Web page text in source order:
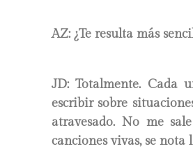
AZ: ¿Te resulta más
JD:Totalmente. Cada
escribir sobre
atravesado. No me
canciones vivas, se nota